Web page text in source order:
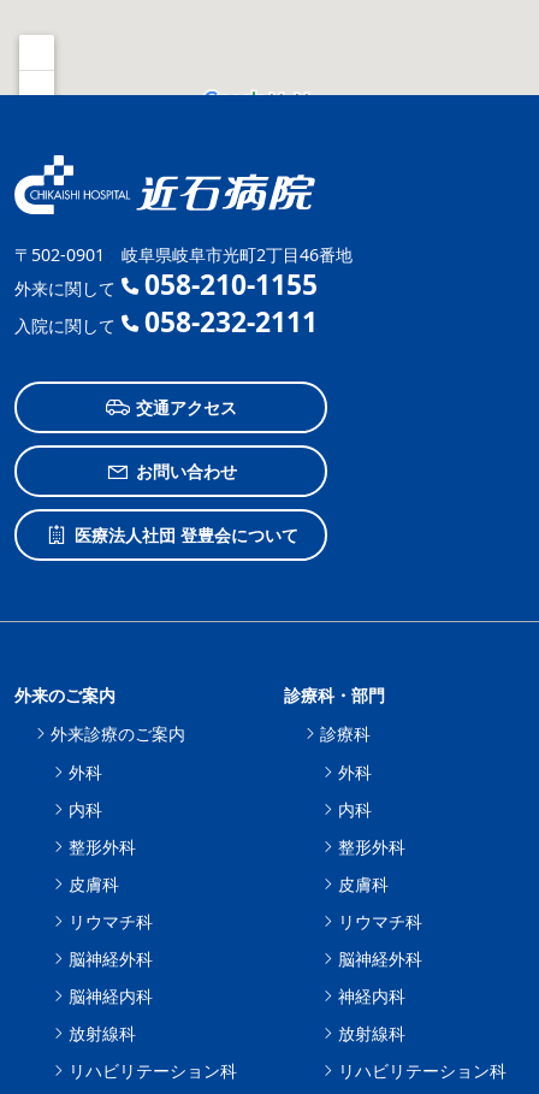
〒502-0901 岐阜県岐阜市光町2丁目46番地
外来に関して
058-210-1155
入院に関して 058-232-2111
交通アクセス
お問い合わせ
医療法人社団 登豊会について
外来のご案内
外来診療のご案内
外科
内科
整形外科
皮膚科
リウマチ科
脳神経外科
脳神経内科
放射線科
リハビリテーション科
診療科・部門
診療科
外科
内科
整形外科
皮膚科
リウマチ科
脳神経外科
神経内科
放射線科
リハビリテーション科